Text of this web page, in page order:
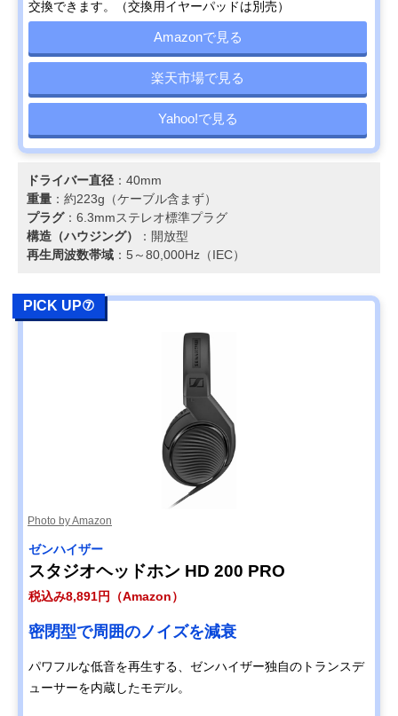
交換できます。（交換用イヤーパッドは別売）
Amazonで見る
楽天市場で見る
Yahoo!で見る
ドライバー直径 ：40mm
重量 ：約223g（ケーブル含まず）
プラグ：6.3mmステレオ標準プラグ
構造（ハウジング）
：開放型
再生周波数帯域 ：5～80,000Hz（IEC）
PICK UP⑦
Photo by Amazon
ゼンハイザー
スタジオヘッドホン HD 200 PRO
税込み8,891円（Amazon）
密閉型で周囲のノイズを減衰
パワフルな低音を再生する、ゼンハイザー独自のトランスデ
ューサーを内蔵したモデル。